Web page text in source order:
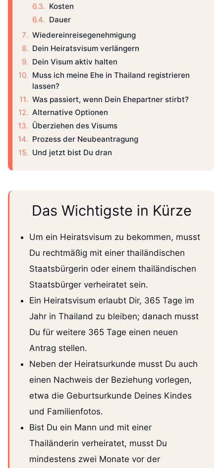
Kosten
Dauer
Wiedereinreisegenehmigung
Dein Heiratsvisum verlängern
Dein Visum aktiv halten
Muss ich meine Ehe in Thailand registrieren
lassen?
Was passiert, wenn Dein Ehepartner stirbt?
Alternative Optionen
Überziehen des Visums
Prozess der Neubeantragung
Und jetzt bist Du dran
Das Wichtigste in Kürze
Um ein Heiratsvisum zu bekommen, musst
Du rechtmäßig mit einer thailändischen
Staatsbürgerin oder einem thailändischen
Staatsbürger verheiratet sein.
Ein Heiratsvisum erlaubt Dir, 365 Tage im
Jahr in Thailand zu bleiben; danach musst
Du für weitere 365 Tage einen neuen
Antrag stellen.
Neben der Heiratsurkunde musst Du auch
einen Nachweis der Beziehung vorlegen,
etwa die Geburtsurkunde Deines Kindes
und Familienfotos.
Bist Du ein Mann und mit einer
Thailänderin verheiratet, musst Du
mindestens zwei Monate vor der